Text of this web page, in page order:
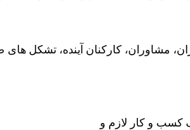
مشاوران، کارکنان آینده، تشکل
کسب و کار لازم و